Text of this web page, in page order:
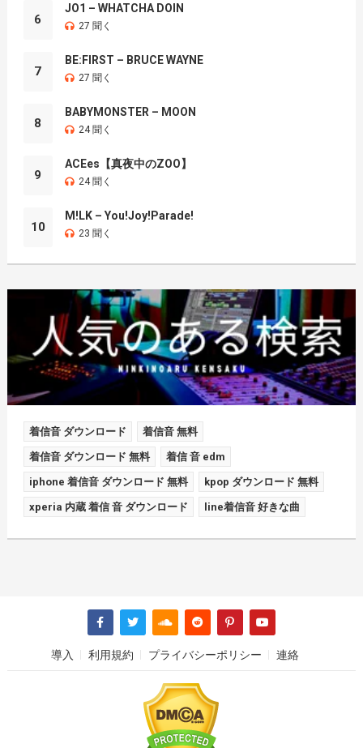
6
JO1 – WHATCHA DOIN
27 聞く
7
BE:FIRST – BRUCE WAYNE
27 聞く
8
BABYMONSTER – MOON
24 聞く
9
ACEes【真夜中のZOO】
24 聞く
10
M!LK – You!Joy!Parade!
23 聞く
着信音 ダウンロード 着信音 無料
着信音 ダウンロード 無料 着信 音 edm
iphone 着信音 ダウンロード 無料 kpop ダウンロード 無料
xperia 内蔵 着信 音 ダウンロード line着信音 好きな曲
導入 利用規約 プライバシーポリシー 連絡